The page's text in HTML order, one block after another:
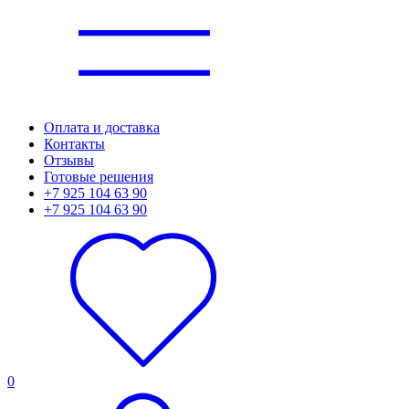
Оплата и доставка
Контакты
Отзывы
Готовые решения
+7 925 104 63 90
+7 925 104 63 90
0